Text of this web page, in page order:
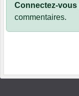
Connectez-vous
commentaires.